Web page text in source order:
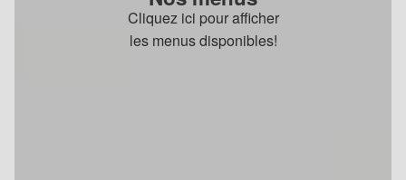
Cliquez ici pour afficher
les menus disponibles!